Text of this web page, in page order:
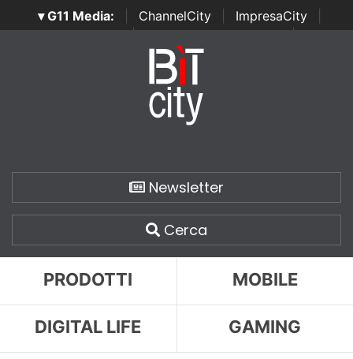
▾ G11 Media: ChannelCity ImpresaCity
SecurityOpenLab | Italian Channel Awards | Italian
Italian Security Awards
Newsletter
Cerca
PRODOTTI MOBILE
DIGITAL LIFE GAMING